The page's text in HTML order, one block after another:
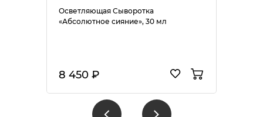
Осветляющая Сыворотка
«Абсолютное сияние», 30 мл
8 450 ₽